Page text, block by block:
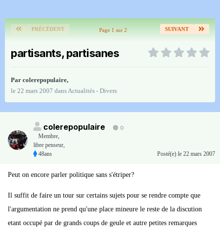
PRÉCÉDENT SUIVANT
Page 1 sur 2
partisants, partisanes
Par colerepopulaire,
le 22 mars 2007 dansActualités - Divers
colerepopulaire
0
Membre,
libre penseur,
48ans
Posté(e) le 22 mars 2007
Peut on encore parler politique sans s'étriper?
Il suffit de faire un tour sur certains sujets pour se rendre compte que
l'argumentation ne prend qu'une place mineure le reste de la discution
etant occupé par de grands coups de geule et autre petites remarques